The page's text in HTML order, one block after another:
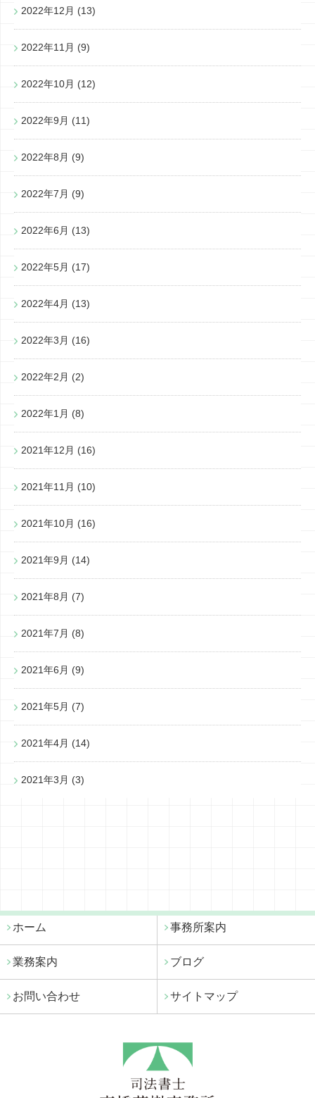
2022年12月 (13)
2022年11月 (9)
2022年10月 (12)
2022年9月 (11)
2022年8月 (9)
2022年7月 (9)
2022年6月 (13)
2022年5月 (17)
2022年4月 (13)
2022年3月 (16)
2022年2月 (2)
2022年1月 (8)
2021年12月 (16)
2021年11月 (10)
2021年10月 (16)
2021年9月 (14)
2021年8月 (7)
2021年7月 (8)
2021年6月 (9)
2021年5月 (7)
2021年4月 (14)
2021年3月 (3)
ホーム 事務所案内
業務案内 ブログ
お問い合わせ サイトマップ